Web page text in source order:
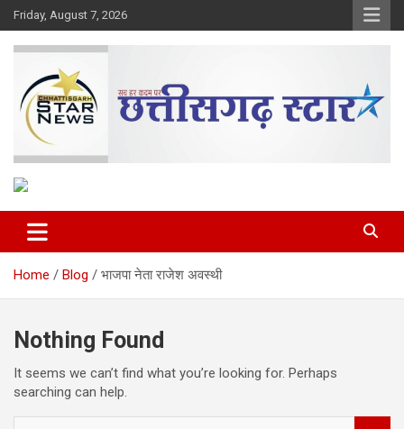
Skip
to
content
Friday, August 7, 2026
Chhattisgarh Star
Home Blog भाजपा नेता राजेश अवस्थी
Nothing Found
It seems we can’t find what you’re looking for. Perhaps
searching can help.